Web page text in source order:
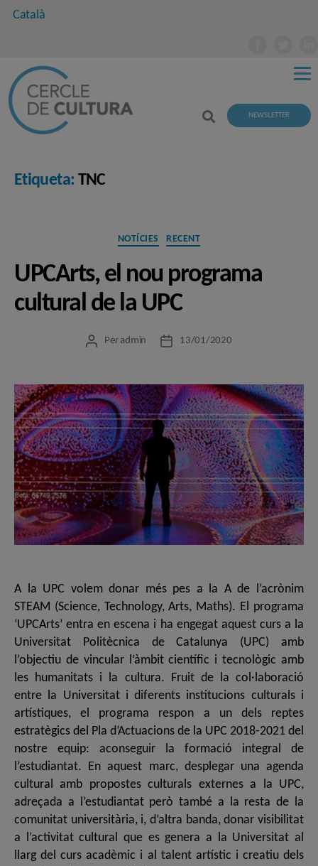
Català
NEWSLETTER
Etiqueta: TNC
Categories
NOTÍCIES RECENT
UPCArts, el nou programa
cultural de la UPC
Autor
Per admin
Data13/01/2020
A la UPC volem donar més pes a la A de l’acrònim
STEAM (Science, Technology, Arts, Maths). El programa
‘UPCArts’ entra en escena i ha engegat aquest curs a la
Universitat Politècnica de Catalunya (UPC) amb
l’objectiu de vincular l’àmbit científic i tecnològic amb
les humanitats i la cultura. Fruit de la col·laboració
entre la Universitat i diferents institucions culturals i
artístiques, el programa respon a un dels reptes
estratègics del Pla d’Actuacions de la UPC 2018-2021 del
nostre equip: aconseguir la formació integral de
l’estudiantat. En aquest marc, desplegar una agenda
cultural amb propostes culturals externes a la UPC,
adreçada a l’estudiantat però també a la resta de la
comunitat universitària, i, d’altra banda, donar visibilitat
a l’activitat cultural que es genera a la Universitat al
llarg del curs acadèmic i al talent artístic i creatiu dels